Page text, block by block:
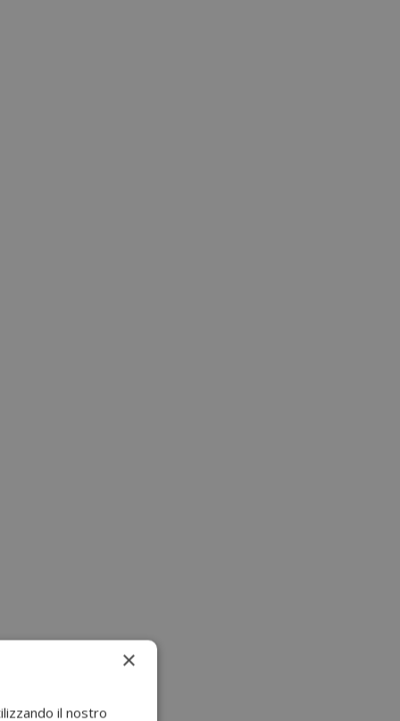
×
il nostro